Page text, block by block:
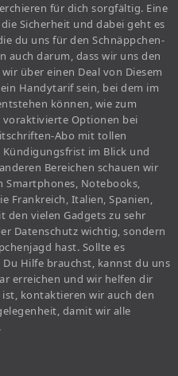
für dich sorgfältig. Eine
Sicherheit und dabei geht es
du uns für den Schnäppchen-
auch darum, dass wir uns den
über einen Deal von Diesem
Handytarif sein, bei dem im
können, wie zum
Optionen bei
Abo mit tollen
im Blick und
Bereichen schauen wir
Smartphones, Notebooks,
Frankreich, Italien, Spanien,
den vielen Gadgets zu sehr
Datenschutz wichtig, sondern
hast. Sollte es
Hilfe brauchst, kannst du uns
erreichen und wir helfen dir
kontaktieren wir auch den
damit wir alle